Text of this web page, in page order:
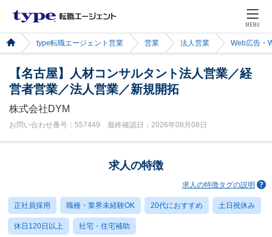
MENU
type転職エージェント営業 営業 法人営業 Web広告・
【名古屋】人材コンサルタント法人営業／経
営者営業／法人営業／新規開拓
株式会社DYM
お問い合わせ番号：557449 最終確認日：2026年08月08日
求人の特徴
求人の特徴タグの説明
正社員採用 職種・業界未経験OK 20代におすすめ 土日祝休み
休日120日以上 社宅・住宅補助